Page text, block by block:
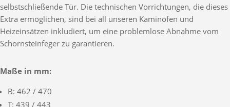
selbstschließende Tür. Die technischen Vorrichtungen, die dieses
Extra ermöglichen, sind bei all unseren Kaminöfen und
Heizeinsätzen inkludiert, um eine problemlose Abnahme vom
Schornsteinfeger zu garantieren.
Maße in mm:
B: 462 / 470
T: 439 / 443